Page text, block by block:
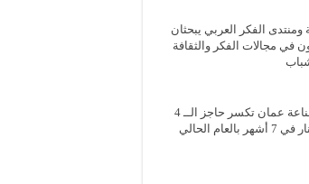
ومنتدى الفكر العربي يبحثان
في مجالات الفكر والثقافة
صادرات صناعة عمان تكسر حاجز الــ 4
الحالي